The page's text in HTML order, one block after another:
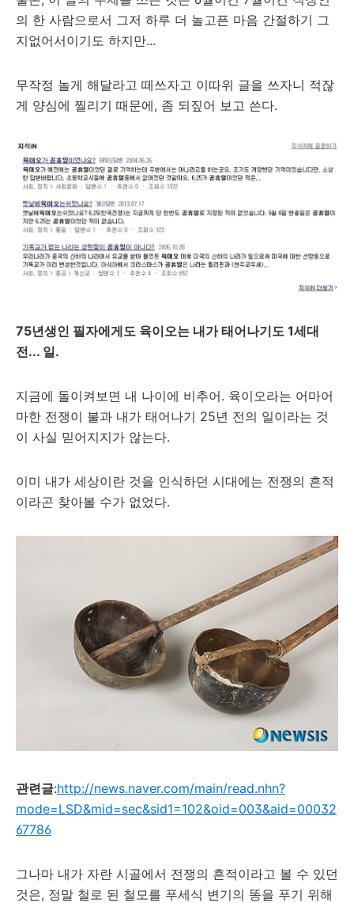
의 한 사람으로서 그저 하루 더 놀고픈 마음 간절하기 그
지없어서이기도 하지만...
무작정 놀게 해달라고 떼쓰자고 이따위 글을 쓰자니 적잖
게 양심에 찔리기 때문에, 좀 되짚어 보고 쓴다.
75년생인 필자에게도 육이오는 내가 태어나기도 1세대
전... 일.
지금에 돌이켜보면 내 나이에 비추어. 육이오라는 어마어
마한 전쟁이 불과 내가 태어나기 25년 전의 일이라는 것
이 사실 믿어지지가 않는다.
이미 내가 세상이란 것을 인식하던 시대에는 전쟁의 흔적
이라곤 찾아볼 수가 없었다.
관련글:http://news.naver.com/main/read.nhn?
mode=LSD&mid=sec&sid1=102&oid=003&aid=00032
67786
그나마 내가 자란 시골에서 전쟁의 흔적이라고 볼 수 있던
것은, 정말 철로 된 철모를 푸세식 변기의 똥을 푸기 위해